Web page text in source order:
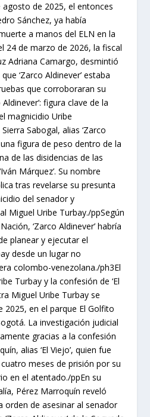
agosto de 2025, el entonces
Sánchez, ya había
a manos del ELN en la
24 de marzo de 2026, la fiscal
Adriana Camargo, desmintió
‘Zarco Aldinever’ estaba
que corroboraran su
figura clave de la
magnicidio Uribe
Sabogal, alias ‘Zarco
figura de peso dentro de la
de las disidencias de las
Márquez’. Su nombre
tras revelarse su presunta
del senador y
Miguel Uribe Turbay./ppSegún
‘Zarco Aldinever’ habría
planear y ejecutar el
desde un lugar no
colombo-venezolana./ph3El
Turbay y la confesión de ‘El
Miguel Uribe Turbay se
2025, en el parque El Golfito
La investigación judicial
gracias a la confesión
alias ‘El Viejo’, quien fue
meses de prisión por su
en el atentado./ppEn su
Pérez Marroquín reveló
orden de asesinar al senador